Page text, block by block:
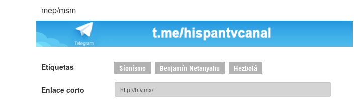
mep/msm
Etiquetas Sionismo Benjamín Netanyahu Hezbolá
Enlace corto